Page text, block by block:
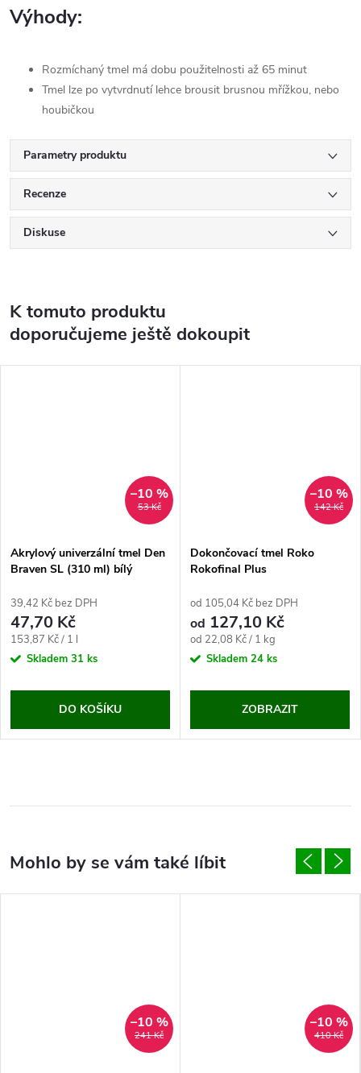
Výhody:
Rozmíchaný tmel má dobu použitelnosti až 65 minut
Tmel lze po vytvrdnutí lehce brousit brusnou mřížkou, nebo
houbičkou
Parametry produktu
Recenze
Diskuse
K tomuto produktu
doporučujeme ještě dokoupit
53 Kč
–10 %
Akrylový univerzální tmel Den
Braven SL (310 ml) bílý
39,42 Kč bez DPH
47,70 Kč
Měrná
cena:
153,87 Kč / 1 l
Skladem 31 ks
DO KOŠÍKU
142 Kč
–10 %
Dokončovací tmel Roko
Rokofinal Plus
od 105,04 Kč bez DPH
od 127,10 Kč
Měrná
cena:
od 22,08 Kč / 1 kg
Skladem 24 ks
ZOBRAZIT
241 Kč
–10 %
410 Kč
–10 %